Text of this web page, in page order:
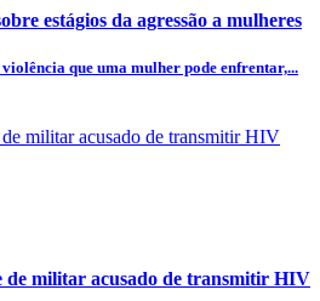
estágios da agressão a mulheres
que uma mulher pode enfrentar,...
de militar acusado de transmitir HIV